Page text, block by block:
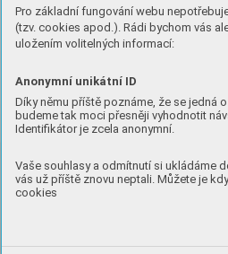
Pro základní fungování webu
(tzv. cookies apod.). Rádi bychom vás
uložením volitelných informací:
Anonymní unikátní ID
Díky němu příště poznáme, že se jedná
budeme tak moci přesněji vyhodnotit
Identifikátor je zcela anonymní.
Vaše souhlasy a odmítnutí si ukládáme
vás už příště znovu neptali. Můžete je
cookies